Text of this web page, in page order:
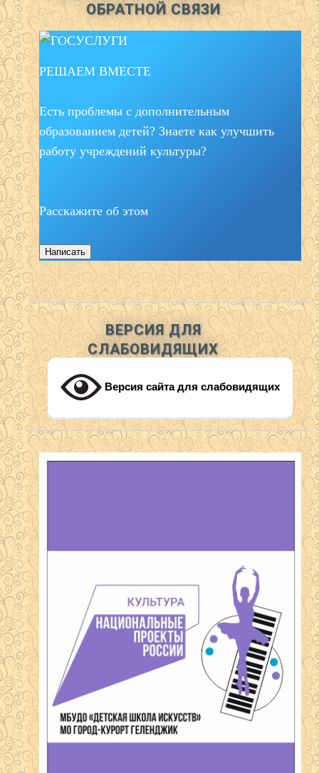
ОБРАТНОЙ СВЯЗИ
РЕШАЕМ ВМЕСТЕ
Есть проблемы с дополнительным
образованием детей? Знаете как улучшить
работу учреждений культуры?
Расскажите об этом
Написать
ВЕРСИЯ ДЛЯ
СЛАБОВИДЯЩИХ
Версия сайта для слабовидящих